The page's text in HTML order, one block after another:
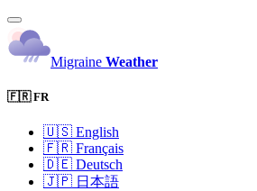
Migraine Weather
🇫🇷 FR
🇺🇸 English
🇫🇷 Français
🇩🇪 Deutsch
🇯🇵 日本語